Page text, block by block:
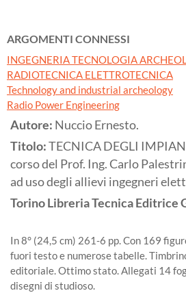
ARGOMENTI CONNESSI
INGEGNERIA TECNOLOGIA
RADIOTECNICA ELETTROTECNICA
Technology and industrial archeology
Radio Power Engineering
Autore: Nuccio Ernesto.
Titolo:TECNICA DEGLI
corso del Prof. Ing. Carlo
ad uso degli allievi ingegneri
TorinoLibreria Tecnica Editrice
In 8° (24,5 cm) 261-6 pp. Con 169
fuori testo e numerose tabelle.
editoriale. Ottimo stato. Allegati 14
disegni di studioso.